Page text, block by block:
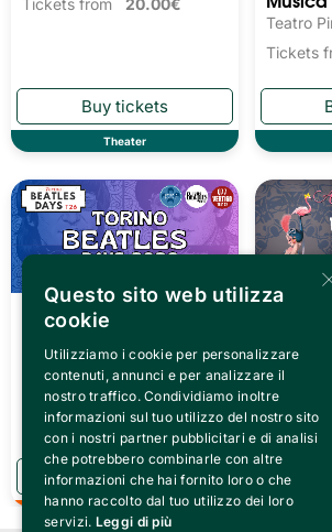
Tickets from 20.00€
Theater
Teatro
Tickets
Torino Beatles Days
Teatro Q77, Torino
Tickets from15.00€
Torino
Teatro
Tickets
Questo sito web utilizza
cookie
Utilizziamo i cookie per personalizzare
contenuti, annunci e per analizzare il
nostro traffico. Condividiamo inoltre
informazioni sul tuo utilizzo del nostro sito
con i nostri partner pubblicitari e di analisi
che potrebbero combinarle con altre
informazioni che hai fornito loro o che
hanno raccolto dal tuo utilizzo dei loro
servizi. Leggi di più